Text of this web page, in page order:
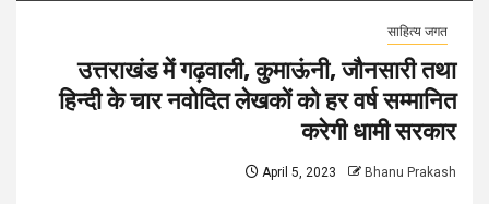
साहित्य जगत
उत्तराखंड में गढ़वाली, कुमाऊंनी, जौनसारी तथा
हिन्दी के चार नवोदित लेखकों को हर वर्ष सम्मानित
करेगी धामी सरकार
April 5, 2023 Bhanu Prakash